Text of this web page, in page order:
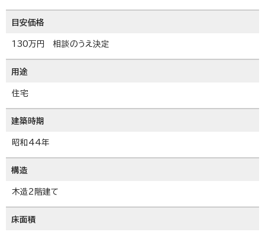
目安価格
130万円 相談のうえ決定
用途
住宅
建築時期
昭和44年
構造
木造2階建て
床面積